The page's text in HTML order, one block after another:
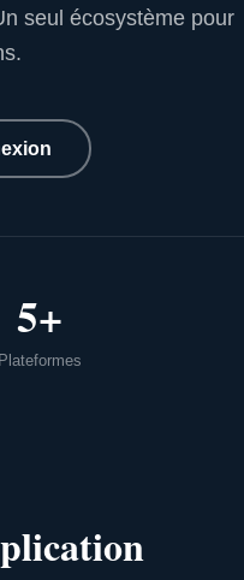
seul écosystème pour
5+
Plateformes